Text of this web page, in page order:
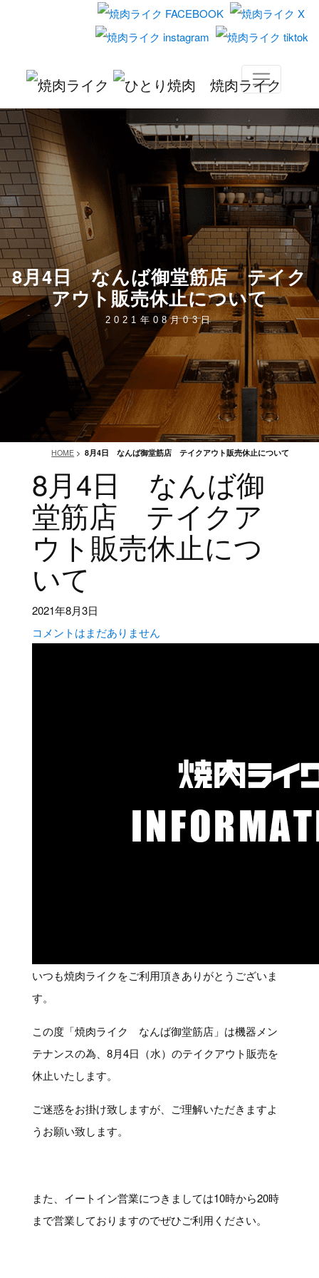
8月4日 なんば御堂筋店 テイク
アウト販売休止について
2021年08月03日
HOME >8月4日 なんば御堂筋店 テイクアウト販売休止について
8月4日 なんば御
堂筋店 テイクア
ウト販売休止につ
いて
2021年8月3日
コメントはまだありません
いつも焼肉ライクをご利用頂きありがとうございま
す。
この度「焼肉ライク なんば御堂筋店」は機器メン
テナンスの為、8月4日（水）のテイクアウト販売を
休止いたします。
ご迷惑をお掛け致しますが、ご理解いただきますよ
うお願い致します。
また、イートイン営業につきましては10時から20時
まで営業しておりますのでぜひご利用ください。